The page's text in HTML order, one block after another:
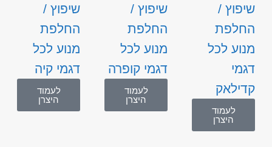
שיפוץ /
החלפת
מנוע לכל
דגמי
קדילאק
לעמוד
היצרן
שיפוץ /
החלפת
מנוע לכל
דגמי קופרה
לעמוד
היצרן
שיפוץ /
החלפת
מנוע לכל
דגמי קיה
לעמוד
היצרן